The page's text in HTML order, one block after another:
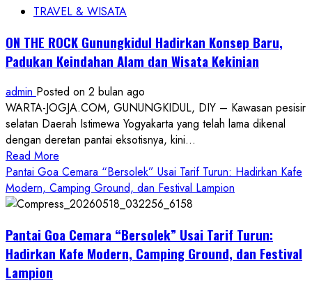
TRAVEL & WISATA
ON THE ROCK Gunungkidul Hadirkan Konsep Baru,
Padukan Keindahan Alam dan Wisata Kekinian
admin Posted on 2 bulan ago
WARTA-JOGJA.COM, GUNUNGKIDUL, DIY – Kawasan pesisir
selatan Daerah Istimewa Yogyakarta yang telah lama dikenal
dengan deretan pantai eksotisnya, kini...
Read More
more
about
ON
ROCK
Gunungkidul
Pantai Goa Cemara “Bersolek” Usai Tarif Turun: Hadirkan Kafe
Modern, Camping Ground, dan Festival Lampion
Pantai Goa Cemara “Bersolek” Usai Tarif Turun:
Hadirkan Kafe Modern, Camping Ground, dan Festival
Lampion